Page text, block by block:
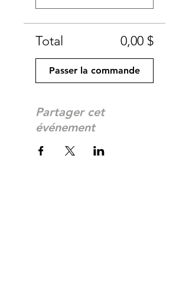
Total 0,00 $
Passer la commande
Partager cet
événement